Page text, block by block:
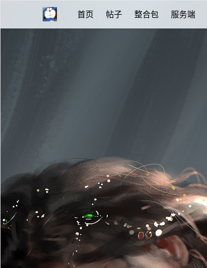
首页 帖子 整合包 服务端